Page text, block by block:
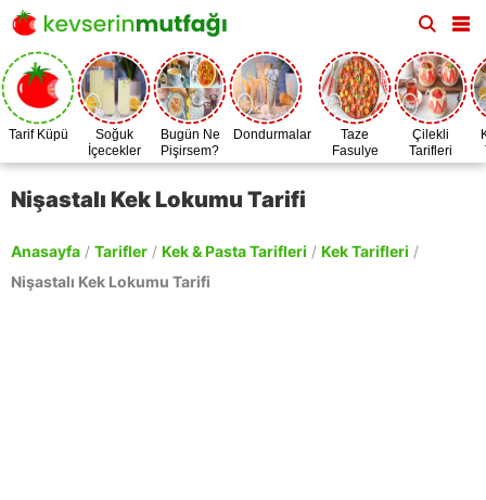
Tarif Küpü
Soğuk
İçecekler
Bugün Ne
Pişirsem?
Dondurmalar
Taze
Fasulye
Zamanı
Çilekli
Tarifleri
Nişastalı Kek Lokumu Tarifi
Anasayfa / Tarifler / Kek & Pasta Tarifleri / Kek Tarifleri /
Nişastalı Kek Lokumu Tarifi